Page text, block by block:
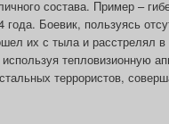
состава. Пример –
Боевик, пользуясь
их с тыла и расстрелял
тепловизионную
террористов,